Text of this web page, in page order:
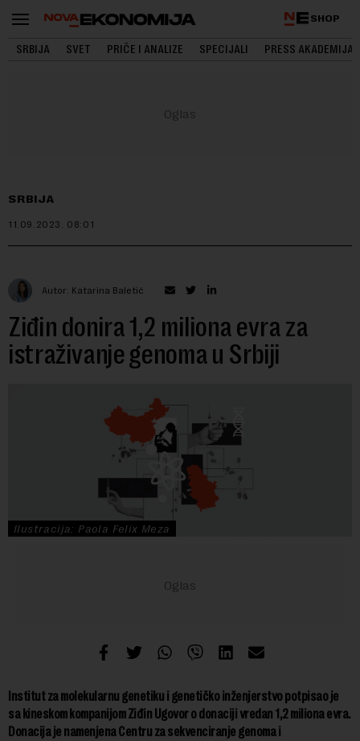
SHOP
SRBIJA SVET PRIČE I ANALIZE SPECIJALI PRESS AKADEMIJA
SRBIJA
11.09.2023. 08:01
Autor: Katarina Baletić
Ziđin donira 1,2 miliona evra za
istraživanje genoma u Srbiji
Ilustracija: Paola Felix Meza
Institut za molekularnu genetiku i genetičko inženjerstvo potpisao je
sa kineskom kompanijom Ziđin Ugovor o donaciji vredan 1,2 miliona evra.
Donacija je namenjena Centru za sekvenciranje genoma i